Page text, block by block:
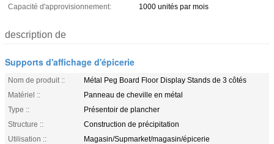
Capacité d'approvisionnement:
1000 unités par mois
description de
Supports d'affichage d'épicerie
Nom de produit ::
Métal Peg Board Floor Display Stands de 3 côtés
Matériel ::
Panneau de cheville en métal
Type ::
Présentoir de plancher
Structure ::
Construction de précipitation
Utilisation ::
Magasin/Supmarket/magasin/épicerie